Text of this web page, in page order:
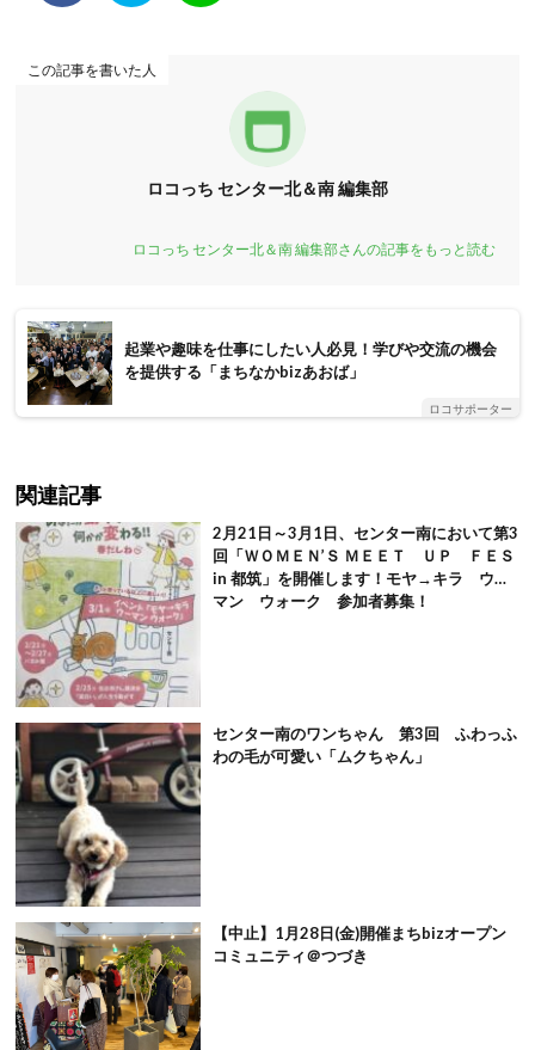
この記事を書いた人
ロコっち センター北＆南 編集部
ロコっち センター北＆南 編集部さんの記事をもっと読む
起業や趣味を仕事にしたい人必見！学びや交流の機会
を提供する「まちなかbizあおば」
ロコサポーター
関連記事
2月21日～3月1日、センター南において第3
回「ＷＯＭＥＮ’Ｓ ＭＥＥＴ ＵＰ ＦＥＳ
in 都筑」を開催します！モヤ→キラ ウー
マン ウォーク 参加者募集！
センター南のワンちゃん 第3回 ふわっふ
わの毛が可愛い「ムクちゃん」
【中止】1月28日(金)開催まちbizオープン
コミュニティ＠つづき